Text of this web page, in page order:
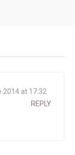
2014 at 17:32
REPLY